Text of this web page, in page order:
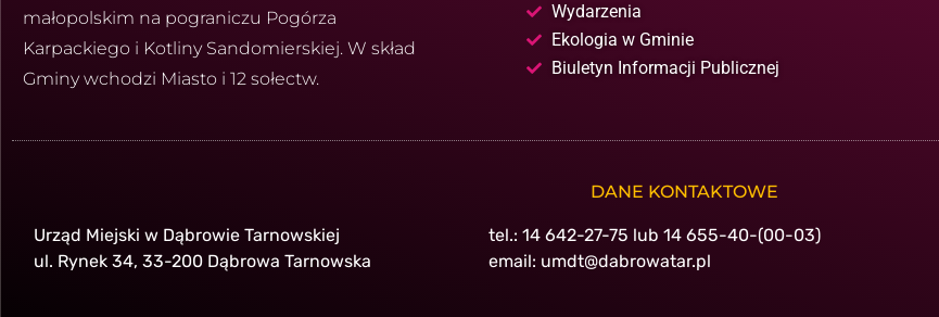
małopolskim na pograniczu Pogórza
Karpackiego i Kotliny Sandomierskiej. W skład
Gminy wchodzi Miasto i 12 sołectw.
Wydarzenia
Ekologia w Gminie
Biuletyn Informacji Publicznej
DANE KONTAKTOWE
Urząd Miejski w Dąbrowie Tarnowskiej
ul. Rynek 34, 33-200 Dąbrowa Tarnowska
tel.: 14 642-27-75 lub 14 655-40-(00-03)
email: umdt@dabrowatar.pl